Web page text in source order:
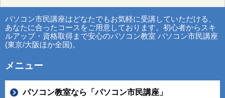
パソコン市民講座はどなたでもお気軽に受講していただける、
あなたに合ったコースをご用意しております。初心者からスキ
ルアップ・資格取得まで安心のパソコン教室 パソコン市民講座
(東京/大阪ほか全国)。
メニュー
パソコン教室なら「パソコン市民講座」